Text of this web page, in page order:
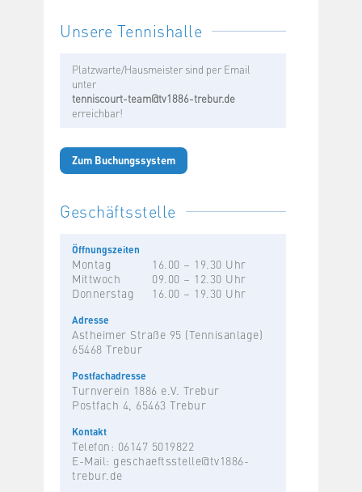
Unsere Tennishalle
Platzwarte/Hausmeister sind per Email
unter
tenniscourt-team@tv1886-trebur.de
erreichbar!
Zum Buchungssystem
Geschäftsstelle
Öffnungszeiten
Montag
16.00 – 19.30 Uhr
Mittwoch
09.00 – 12.30 Uhr
Donnerstag
16.00 – 19.30 Uhr
Adresse
Astheimer Straße 95 (Tennisanlage)
65468 Trebur
Postfachadresse
Turnverein 1886 e.V. Trebur
Postfach 4, 65463 Trebur
Kontakt
Telefon: 06147 5019822
E-Mail: geschaeftsstelle@tv1886-
trebur.de